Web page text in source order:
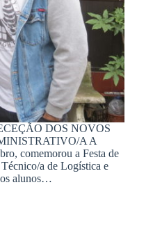
DOS NOVOS
A A
comemorou a Festa de
a de Logística e
alunos…